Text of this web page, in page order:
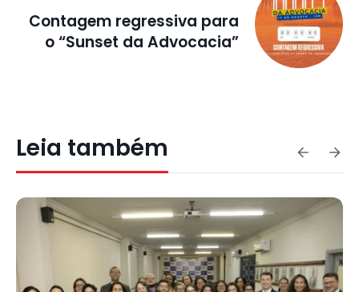
Contagem regressiva para
o “Sunset da Advocacia”
Leia também